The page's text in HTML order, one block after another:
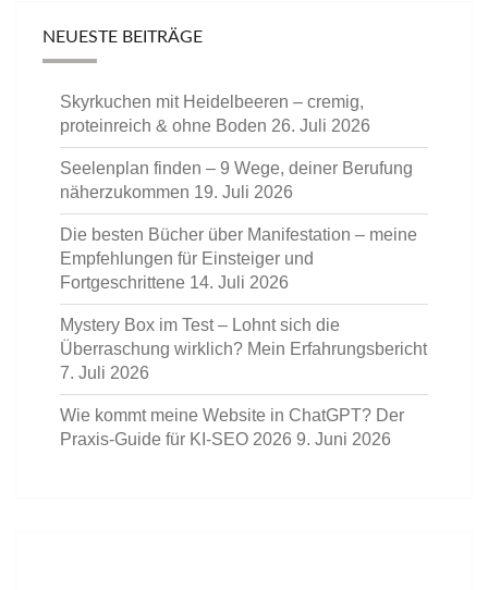
NEUESTE BEITRÄGE
Skyrkuchen mit Heidelbeeren – cremig,
proteinreich & ohne Boden 26. Juli 2026
Seelenplan finden – 9 Wege, deiner Berufung
näherzukommen 19. Juli 2026
Die besten Bücher über Manifestation – meine
Empfehlungen für Einsteiger und
Fortgeschrittene 14. Juli 2026
Mystery Box im Test – Lohnt sich die
Überraschung wirklich? Mein Erfahrungsbericht
7. Juli 2026
Wie kommt meine Website in ChatGPT? Der
Praxis-Guide für KI-SEO 2026 9. Juni 2026